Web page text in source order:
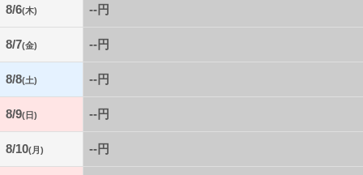
8/6(木) --円
8/7(金) --円
8/8(土) --円
8/9(日) --円
8/10(月) --円